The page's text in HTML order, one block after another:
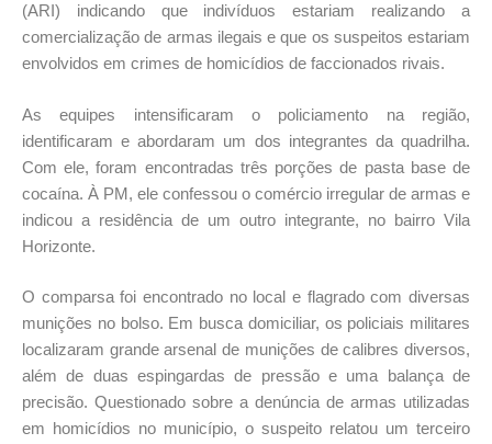
(ARI) indicando que indivíduos estariam realizando a
comercialização de armas ilegais e que os suspeitos estariam
envolvidos em crimes de homicídios de faccionados rivais.
As equipes intensificaram o policiamento na região,
identificaram e abordaram um dos integrantes da quadrilha.
Com ele, foram encontradas três porções de pasta base de
cocaína. À PM, ele confessou o comércio irregular de armas e
indicou a residência de um outro integrante, no bairro Vila
Horizonte.
O comparsa foi encontrado no local e flagrado com diversas
munições no bolso. Em busca domiciliar, os policiais militares
localizaram grande arsenal de munições de calibres diversos,
além de duas espingardas de pressão e uma balança de
precisão. Questionado sobre a denúncia de armas utilizadas
em homicídios no município, o suspeito relatou um terceiro